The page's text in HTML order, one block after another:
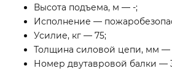
Высота подъема, м — -;
Исполнение —
Усилие, кг — 75;
Толщина силовой цепи, мм —
Номер двутавровой балки —